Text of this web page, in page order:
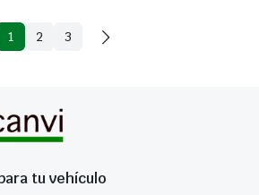
1 2 3
tu vehículo